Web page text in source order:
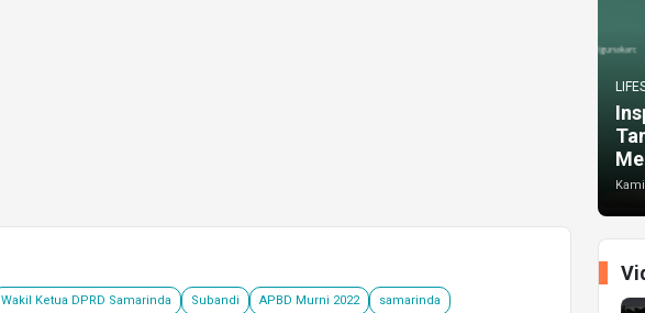
Wakil Ketua DPRD Samarinda Subandi APBD Murni 2022 samarinda